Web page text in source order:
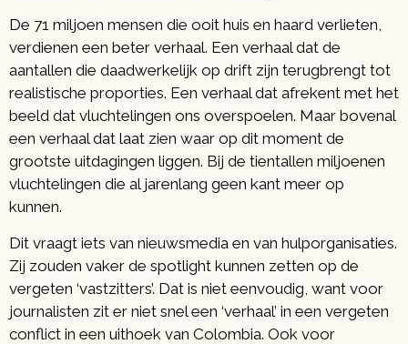
De 71 miljoen mensen die ooit huis en haard verlieten,
verdienen een beter verhaal. Een verhaal dat de
aantallen die daadwerkelijk op drift zijn terugbrengt tot
realistische proporties. Een verhaal dat afrekent met het
beeld dat vluchtelingen ons overspoelen. Maar bovenal
een verhaal dat laat zien waar op dit moment de
grootste uitdagingen liggen. Bij de tientallen miljoenen
vluchtelingen die al jarenlang geen kant meer op
kunnen.
Dit vraagt iets van nieuwsmedia en van hulporganisaties.
Zij zouden vaker de spotlight kunnen zetten op de
vergeten ‘vastzitters’. Dat is niet eenvoudig, want voor
journalisten zit er niet snel een ‘verhaal’ in een vergeten
conflict in een uithoek van Colombia. Ook voor